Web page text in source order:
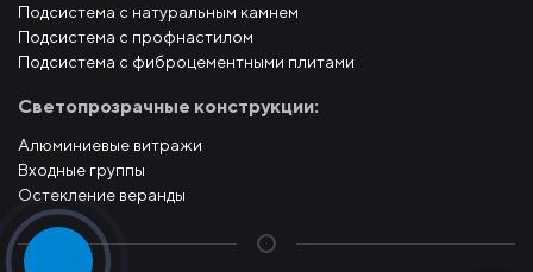
Подсистема с натуральным камнем
Подсистема с профнастилом
Подсистема с фиброцементными плитами
Светопрозрачные конструкции:
Алюминиевые витражи
Входные группы
Остекление веранды